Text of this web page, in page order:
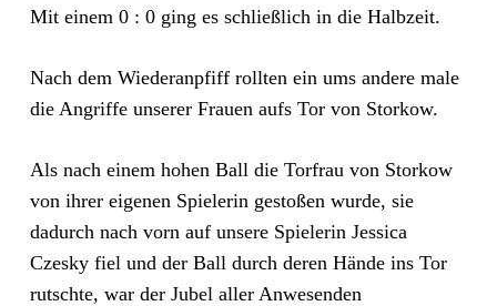
Mit einem 0 : 0 ging es schließlich in die Halbzeit.
Nach dem Wiederanpfiff rollten ein ums andere male
die Angriffe unserer Frauen aufs Tor von Storkow.
Als nach einem hohen Ball die Torfrau von Storkow
von ihrer eigenen Spielerin gestoßen wurde, sie
dadurch nach vorn auf unsere Spielerin Jessica
Czesky fiel und der Ball durch deren Hände ins Tor
rutschte, war der Jubel aller Anwesenden